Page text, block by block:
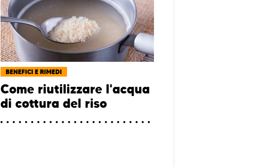
BENEFICI E RIMEDI
Come riutilizzare l'acqua
di cottura del riso